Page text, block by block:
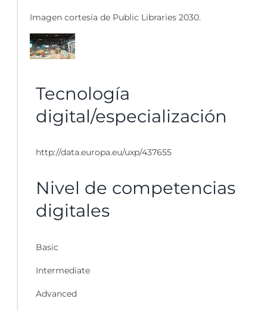
Imagen cortesía de Public Libraries 2030.
Tecnología
digital/especialización
http://data.europa.eu/uxp/437655
Nivel de competencias
digitales
Basic
Intermediate
Advanced